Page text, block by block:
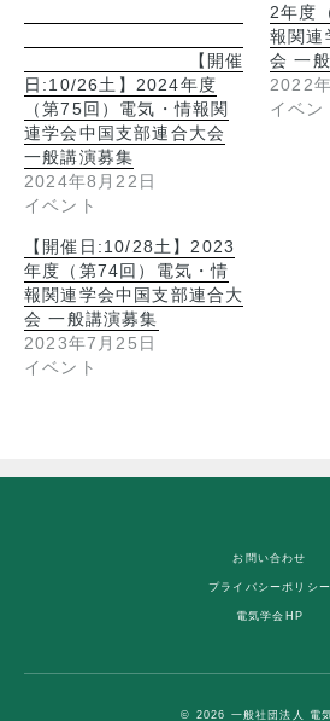
【開催
日:10/26土】2024年度
（第75回）電気・情報関
連学会中国支部連合大会
一般講演募集
2024年8月22日
イベント
2年度
報関連
会 一
2022
イベン
【開催日:10/28土】2023
年度（第74回）電気・情
報関連学会中国支部連合大
会 一般講演募集
2023年7月25日
イベント
お問い合わせ
プライバシーポリシー
電気学会HP
© 2026 一般社団法人 電